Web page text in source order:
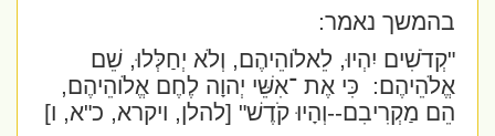
בהמשך נאמר:
"קְדֹשִׁים יִהְיוּ, לֵאלֹוהֵיהֶם, וְלֹא יְחַלְּלוּ, שֵׁם
אֱלֹהֵיהֶם: כִּי אֶת ־אִשֵּׁי יְהוָה לֶחֶם אֱלֹוהֵיהֶם,
הֵם מַקְרִיבִם--וְהָיוּ קֹדֶשׁ" [להלן, ויקרא, כ"א, ו]